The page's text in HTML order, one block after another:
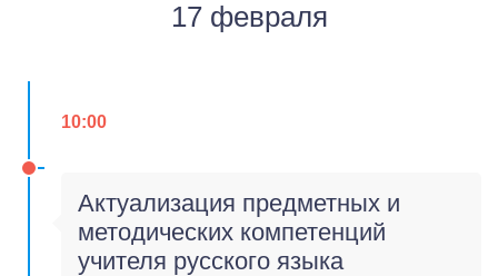
17 февраля
10:00
Актуализация предметных и
методических компетенций
учителя русского языка